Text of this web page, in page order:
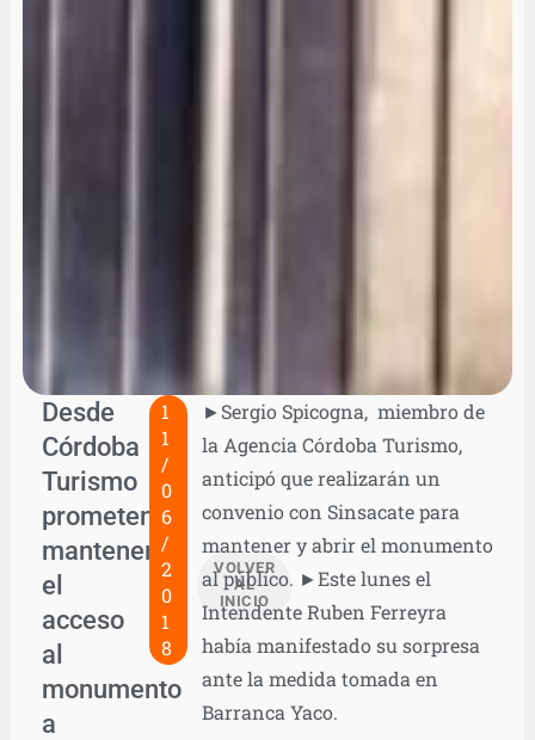
Desde
Córdoba
Turismo
prometen
mantener
el
acceso
al
monumento
a
1
1
/
0
6
/
2
0
1
8
VOLVER
AL
INICIO
►Sergio Spicogna, miembro de
la Agencia Córdoba Turismo,
anticipó que realizarán un
convenio con Sinsacate para
mantener y abrir el monumento
al público. ►Este lunes el
Intendente Ruben Ferreyra
había manifestado su sorpresa
ante la medida tomada en
Barranca Yaco.